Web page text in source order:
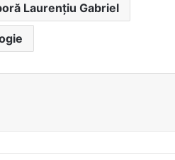
Laurențiu Gabriel